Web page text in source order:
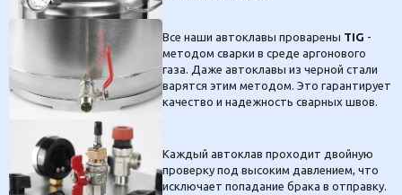
Все наши автоклавы проварены TIG -
методом сварки в среде аргонового
газа. Даже автоклавы из черной стали
варятся этим методом. Это гарантирует
качество и надежность сварных швов.
Каждый автоклав проходит двойную
проверку под высоким давлением, что
исключает попадание брака в отправку.